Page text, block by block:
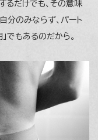
るだけでも、その意味
分のみならず、パート
でもあるのだから。